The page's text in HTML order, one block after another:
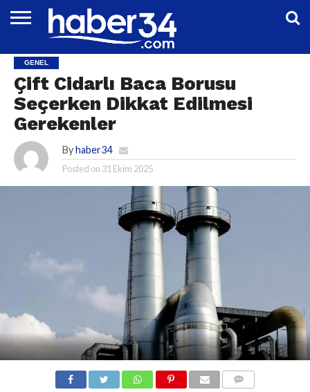
EĞITIM
EKONOMI
GENEL
MAGAZIN
OTOMOTIV
SIYASET
SPOR
TEKNOLOJI
GENEL
Çift Cidarlı Baca Borusu
Seçerken Dikkat Edilmesi
Gerekenler
By haber34
Posted on 31 Ekim 2025